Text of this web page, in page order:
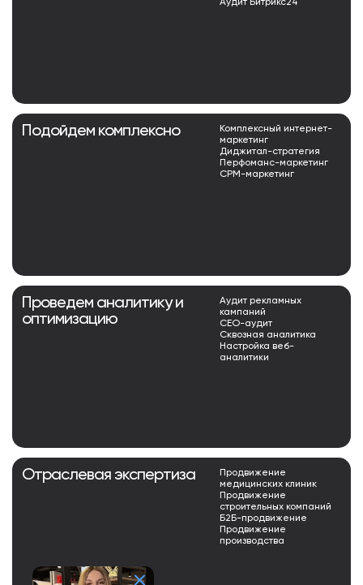
Аудит Битрикс24
Подойдем комплексно
Комплексный интернет-
маркетинг
Диджитал-стратегия
Перфоманс-маркетинг
СРМ-маркетинг
Проведем аналитику и
оптимизацию
Аудит рекламных
кампаний
СЕО-аудит
Сквозная аналитика
Настройка веб-
аналитики
Отраслевая экспертиза
Продвижение
медицинских клиник
Продвижение
строительных компаний
Б2Б-продвижение
Продвижение
производства